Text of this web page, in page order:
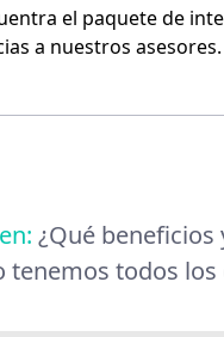
el paquete de
a nuestros asesores.
¿Qué
tenemos todos los